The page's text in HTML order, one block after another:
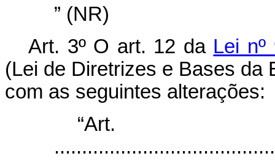
” (NR)
Art. 3º O art. 12 da Lei
(Lei de Diretrizes e Bases da
com as seguintes alterações: